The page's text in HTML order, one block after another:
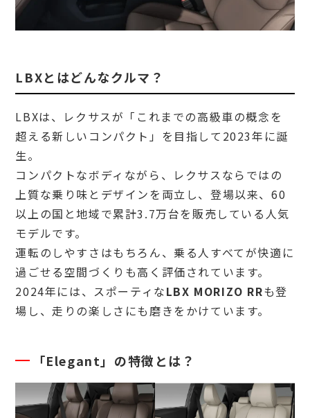
LBXとはどんなクルマ？
LBXは、レクサスが「これまでの高級車の概念を
超える新しいコンパクト」を目指して2023年に誕
生。
コンパクトなボディながら、レクサスならではの
上質な乗り味とデザインを両立し、登場以来、60
以上の国と地域で累計3.7万台を販売している人気
モデルです。
運転のしやすさはもちろん、乗る人すべてが快適に
過ごせる空間づくりも高く評価されています。
2024年には、スポーティなLBX MORIZO RRも登
場し、走りの楽しさにも磨きをかけています。
「Elegant」の特徴とは？